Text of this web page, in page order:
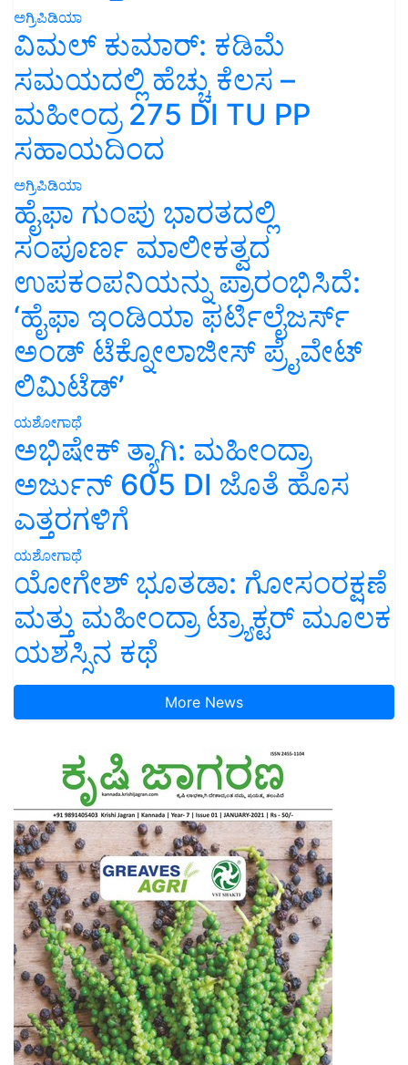
ಅಗ್ರಿಪಿಡಿಯಾ
ವಿಮಲ್ ಕುಮಾರ್: ಕಡಿಮೆ
ಸಮಯದಲ್ಲಿ ಹೆಚ್ಚು ಕೆಲಸ –
ಮಹೀಂದ್ರ 275 DI TU PP
ಸಹಾಯದಿಂದ
ಅಗ್ರಿಪಿಡಿಯಾ
ಹೈಫಾ ಗುಂಪು ಭಾರತದಲ್ಲಿ
ಸಂಪೂರ್ಣ ಮಾಲೀಕತ್ವದ
ಉಪಕಂಪನಿಯನ್ನು ಪ್ರಾರಂಭಿಸಿದೆ:
‘ಹೈಫಾ ಇಂಡಿಯಾ ಫರ್ಟಿಲೈಜರ್ಸ್
ಅಂಡ್ ಟೆಕ್ನೋಲಾಜೀಸ್ ಪ್ರೈವೇಟ್
ಲಿಮಿಟೆಡ್’
ಯಶೋಗಾಥೆ
ಅಭಿಷೇಕ್ ತ್ಯಾಗಿ: ಮಹೀಂದ್ರಾ
ಅರ್ಜುನ್ 605 DI ಜೊತೆ ಹೊಸ
ಎತ್ತರಗಳಿಗೆ
ಯಶೋಗಾಥೆ
ಯೋಗೇಶ್ ಭೂತಡಾ: ಗೋಸಂರಕ್ಷಣೆ
ಮತ್ತು ಮಹೀಂದ್ರಾ ಟ್ರ್ಯಾಕ್ಟರ್ ಮೂಲಕ
ಯಶಸ್ಸಿನ ಕಥೆ
More News